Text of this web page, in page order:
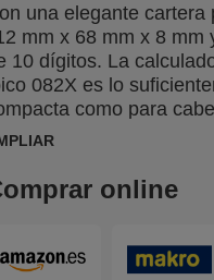
una elegante cartera
mm x 68 mm x 8 mm
10 dígitos. La
082X es lo
como para
el bolsillo de la camisa.
función de margen de
+, es ideal para
online